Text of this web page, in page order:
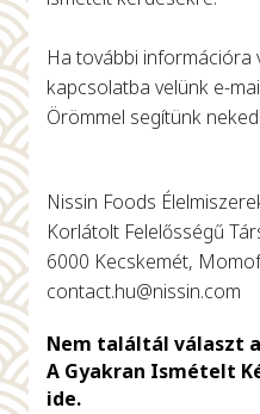
Ha további információra
kapcsolatba velünk e-
Örömmel segítünk neked!
Nissin Foods
Korlátolt Felelősségű
6000 Kecskemét,
contact.hu@nissin.com
Nem találtál választ
A Gyakran Ismételt
ide.